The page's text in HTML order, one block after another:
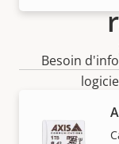
Besoin